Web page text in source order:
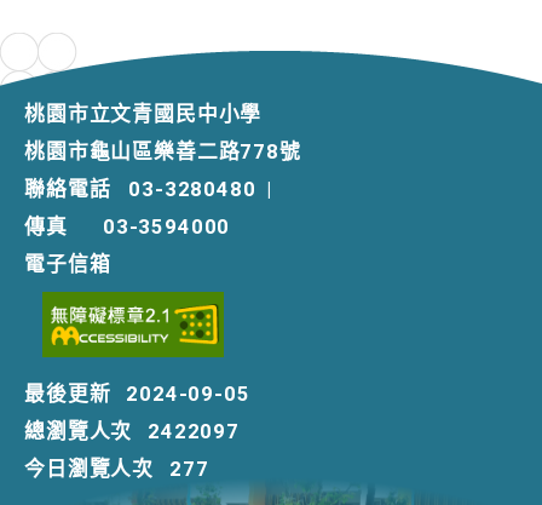
桃園市立文青國民中小學
桃園市龜山區樂善二路778號
聯絡電話
03-3280480 |
傳真
03-3594000
電子信箱
最後更新
2024-09-05
總瀏覽人次
2422097
今日瀏覽人次
277